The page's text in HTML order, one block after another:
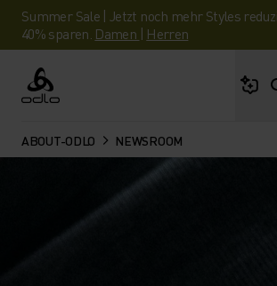
Summer Sale | Jetzt noch mehr Styles
40% sparen. Damen | Herren
Odlo
ABOUT-ODLO NEWSROOM